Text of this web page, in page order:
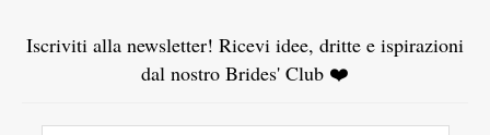
Iscriviti alla newsletter! Ricevi idee, dritte e ispirazioni
dal nostro Brides' Club ❤️